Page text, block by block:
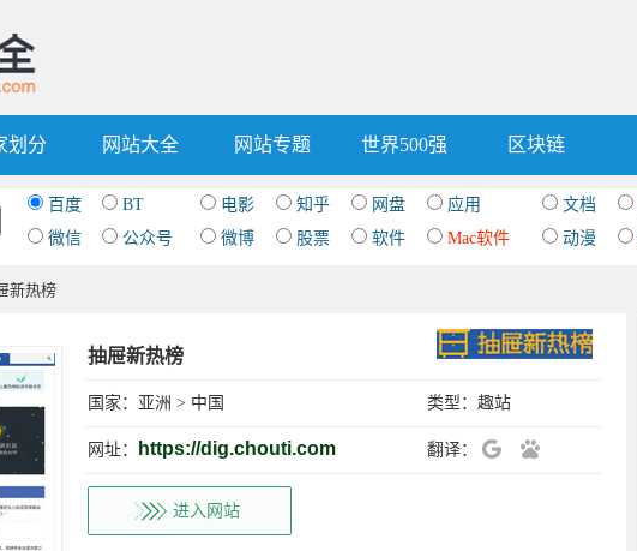
划分 网站大全 网站专题 世界500强 区块链
百度 BT 电影 知乎 网盘 应用 文档
微信
公众号 微博 股票 软件 Mac软件 动漫
新热榜
抽屉新热榜
国家： 亚洲 > 中国 类型： 趣站
网址： https://dig.chouti.com 翻译：
进入网站